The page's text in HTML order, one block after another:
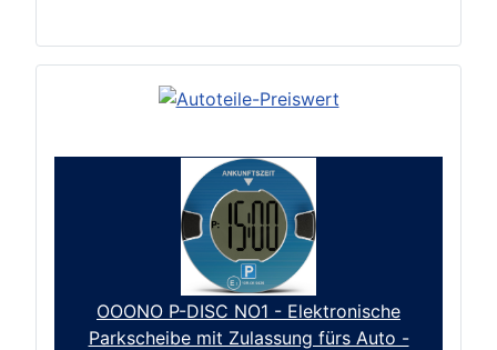
OOONO P-DISC NO1 - Elektronische
Parkscheibe mit Zulassung fürs Auto -